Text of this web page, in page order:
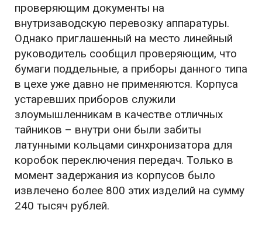
проверяющим документы на
внутризаводскую перевозку аппаратуры.
Однако приглашенный на место линейный
руководитель сообщил проверяющим, что
бумаги поддельные, а приборы данного типа
в цехе уже давно не применяются. Корпуса
устаревших приборов служили
злоумышленникам в качестве отличных
тайников – внутри они были забиты
латунными кольцами синхронизатора для
коробок переключения передач. Только в
момент задержания из корпусов было
извлечено более 800 этих изделий на сумму
240 тысяч рублей.